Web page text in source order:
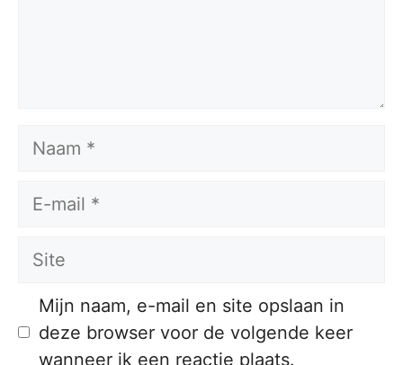
Naam
E-
Site
Mijn naam, e-mail en site opslaan in
deze browser voor de volgende keer
wanneer ik een reactie plaats.